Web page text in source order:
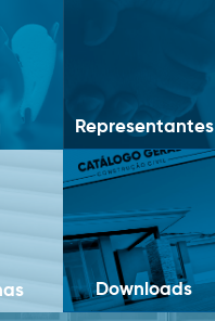
Representantes
Downloads